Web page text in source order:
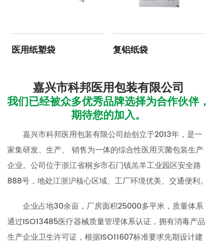
医用纸塑袋 复铝纸袋
嘉兴市科邦医用包装有限公司
我们已经被众多优秀品牌选择为合作伙伴，
期待您的加入。
嘉兴市科邦医用包装有限公司始创立于2013年，是一
家集研发、生产、 销售为一体的综合性医用灭菌包装生产
企业。公司位于浙江省桐乡市石门镇羔羊工业园区安全路
888号，地处江浙沪核心区域、工厂环境优美、交通便利。
企业占地30余亩，厂房面积25000多平米，质量体系
通过ISO13485医疗器械质量管理体系认证，拥有消毒产品
生产企业卫生许可证，根据ISO11607标准要求先期设计建